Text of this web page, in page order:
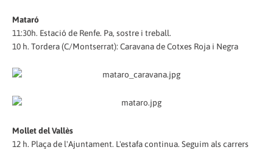
Mataró
11:30h. Estació de Renfe. Pa, sostre i treball.
10 h. Tordera (C/Montserrat): Caravana de Cotxes Roja i Negra
Mollet del Vallès
12 h. Plaça de l'Ajuntament. L'estafa continua. Seguim als carrers